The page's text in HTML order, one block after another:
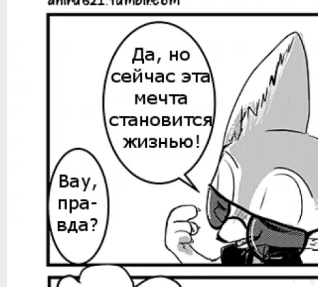
Notice: Trying to access array offset on value of type null in/var/www/ztfanru/